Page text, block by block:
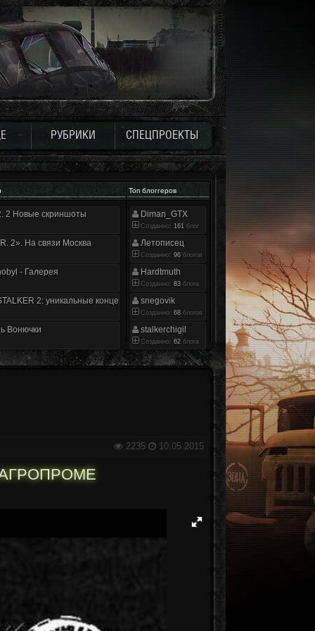
РУБРИКИ СПЕЦПРОЕКТЫ
Топ блоггеров
2 Новые скриншоты
2». На связи Москва
- Галерея
2: уникальные концепт-арты
Вонючки
Diman_GTX
Созданно: 161 блог
Летописец
Созданно: 96 блогов
Hardtmuth
Созданно: 83 блога
snegovik
Созданно: 68 блогов
stalkerchigil
Созданно: 62 блога
2235 10.05.2015